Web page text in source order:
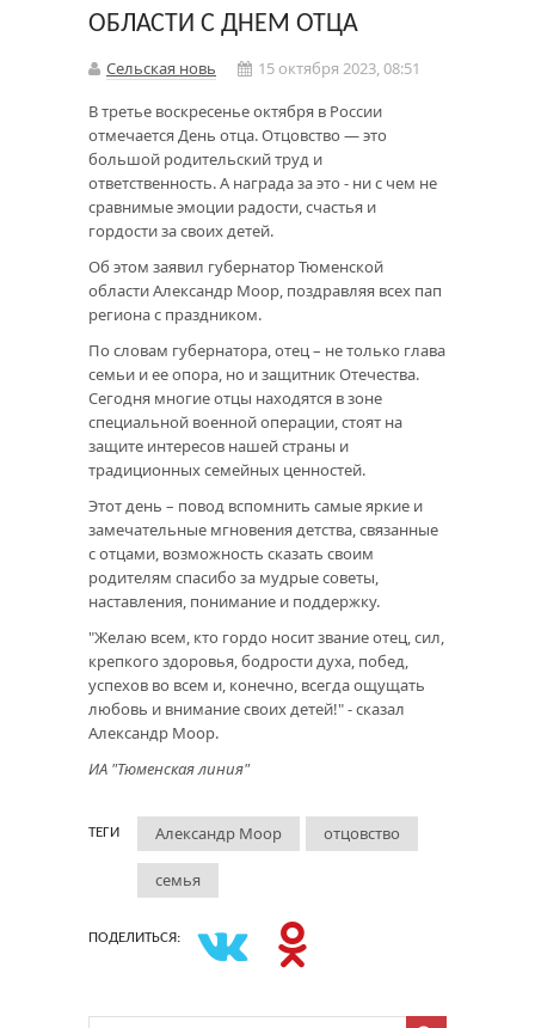
ОБЛАСТИ С ДНЕМ ОТЦА
Сельская новь
15 октября 2023, 08:51
В третье воскресенье октября в России
отмечается День отца. Отцовство — это
большой родительский труд и
ответственность. А награда за это - ни с чем не
сравнимые эмоции радости, счастья и
гордости за своих детей.
Об этом заявил губернатор Тюменской
области Александр Моор, поздравляя всех пап
региона с праздником.
По словам губернатора, отец – не только глава
семьи и ее опора, но и защитник Отечества.
Сегодня многие отцы находятся в зоне
специальной военной операции, стоят на
защите интересов нашей страны и
традиционных семейных ценностей.
Этот день – повод вспомнить самые яркие и
замечательные мгновения детства, связанные
с отцами, возможность сказать своим
родителям спасибо за мудрые советы,
наставления, понимание и поддержку.
"Желаю всем, кто гордо носит звание отец, сил,
крепкого здоровья, бодрости духа, побед,
успехов во всем и, конечно, всегда ощущать
любовь и внимание своих детей!" - сказал
Александр Моор.
ИА "Тюменская линия"
ТЕГИ Александр Моор отцовство
семья
ПОДЕЛИТЬСЯ: